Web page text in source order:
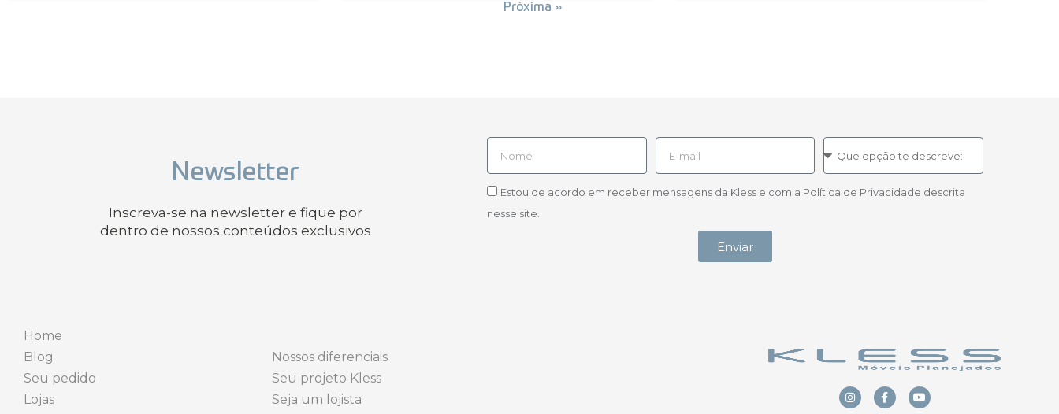
Próxima »
Newsletter
Inscreva-se na newsletter e fique por
dentro de nossos conteúdos exclusivos
Estou de acordo em receber mensagens da Kless e com a Política de Privacidade descrita
nesse site.
Enviar
Home
Blog
Seu pedido
Lojas
Nossos diferenciais
Seu projeto Kless
Seja um lojista